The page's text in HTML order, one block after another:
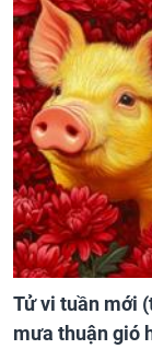
Tử vi tuần mới
mưa thuận gió